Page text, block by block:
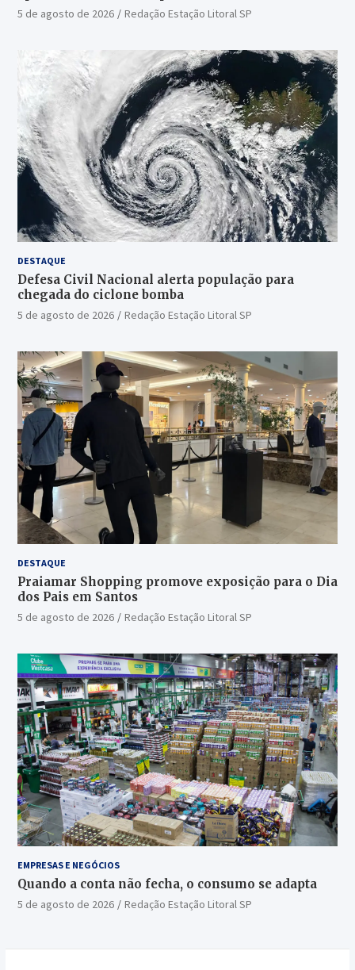
5 de agosto de 2026 Redação Estação Litoral SP
DESTAQUE
Defesa Civil Nacional alerta população para
chegada do ciclone bomba
5 de agosto de 2026 Redação Estação Litoral SP
DESTAQUE
Praiamar Shopping promove exposição para o Dia
dos Pais em Santos
5 de agosto de 2026 Redação Estação Litoral SP
EMPRESAS E NEGÓCIOS
Quando a conta não fecha, o consumo se adapta
5 de agosto de 2026 Redação Estação Litoral SP